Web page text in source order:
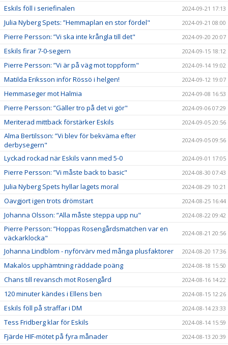
Eskils föll i seriefinalen 2024-09-21 17:13
Julia Nyberg Spets: ”Hemmaplan en stor fördel" 2024-09-21 08:00
Pierre Persson: ”Vi ska inte krångla till det" 2024-09-20 20:07
Eskils firar 7-0-segern 2024-09-15 18:12
Pierre Persson: ”Vi är på väg mot toppform" 2024-09-14 19:02
Matilda Eriksson inför Rössö i helgen! 2024-09-12 19:07
Hemmaseger mot Halmia 2024-09-08 16:53
Pierre Persson: ”Gäller tro på det vi gör" 2024-09-06 07:29
Meriterad mittback förstärker Eskils 2024-09-05 20:56
Alma Bertilsson: ”Vi blev för bekväma efter
derbysegern"
2024-09-05 09:56
Lyckad rockad när Eskils vann med 5-0 2024-09-01 17:05
Pierre Persson: ”Vi måste back to basic" 2024-08-30 07:43
Julia Nyberg Spets hyllar lagets moral 2024-08-29 10:21
Oavgjort igen trots drömstart 2024-08-25 16:44
Johanna Olsson: ”Alla måste steppa upp nu" 2024-08-22 09:42
Pierre Persson: ”Hoppas Rosengårdsmatchen var en
väckarklocka"
2024-08-21 20:56
Johanna Lindblom - nyförvärv med många plusfaktorer 2024-08-20 17:36
Makalös upphämtning räddade poäng 2024-08-18 15:50
Chans till revansch mot Rosengård 2024-08-16 14:22
120 minuter kändes i Ellens ben 2024-08-15 12:26
Eskils föll på straffar i DM 2024-08-14 23:33
Tess Fridberg klar för Eskils 2024-08-14 15:59
Fjärde HIF-mötet på fyra månader 2024-08-13 20:39